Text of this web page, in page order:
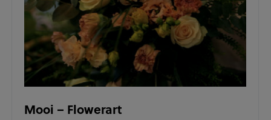
Mooi – Flowerart